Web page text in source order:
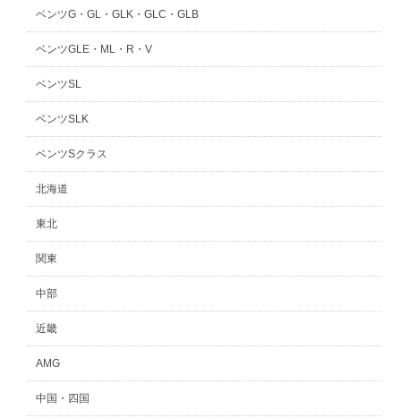
ベンツG・GL・GLK・GLC・GLB
ベンツGLE・ML・R・V
ベンツSL
ベンツSLK
ベンツSクラス
北海道
東北
関東
中部
近畿
AMG
中国・四国